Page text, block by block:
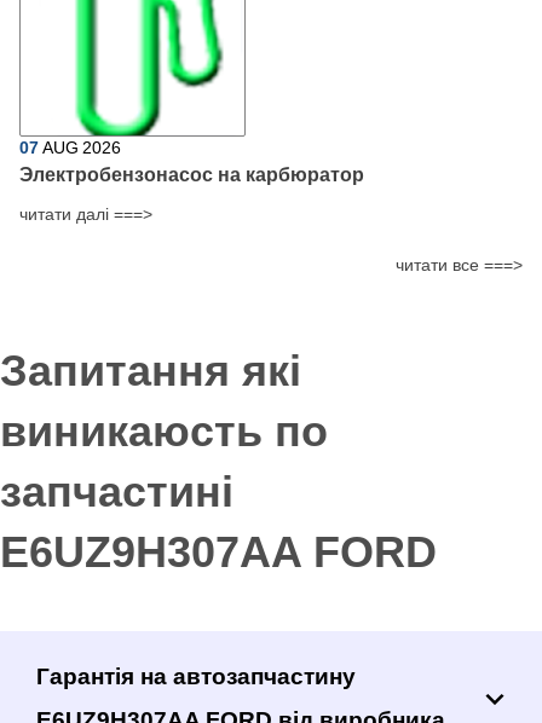
07AUG 2026
Электробензонасос на карбюратор
читати далі ===>
читати все ===>
Запитання які
виникаюсть по
запчастині
E6UZ9H307AA FORD
Гарантія на автозапчастину